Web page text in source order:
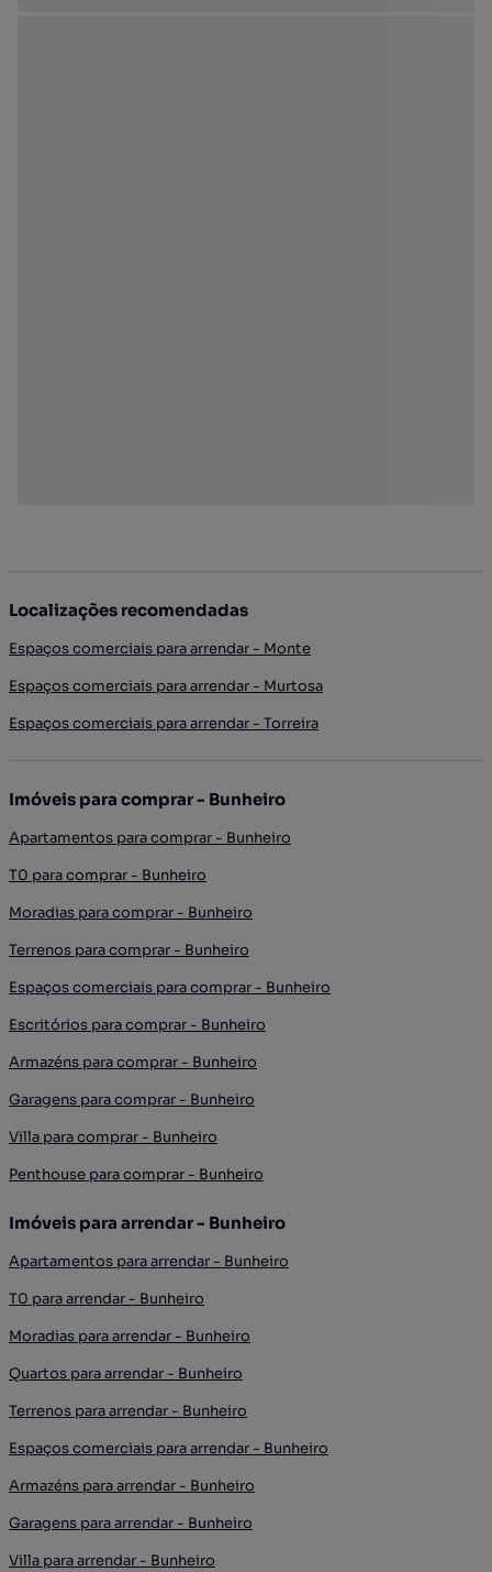
Localizações recomendadas
Espaços comerciais para arrendar - Monte
Espaços comerciais para arrendar - Murtosa
Espaços comerciais para arrendar - Torreira
Imóveis para comprar - Bunheiro
Apartamentos para comprar - Bunheiro
T0 para comprar - Bunheiro
Moradias para comprar - Bunheiro
Terrenos para comprar - Bunheiro
Espaços comerciais para comprar - Bunheiro
Escritórios para comprar - Bunheiro
Armazéns para comprar - Bunheiro
Garagens para comprar - Bunheiro
Villa para comprar - Bunheiro
Penthouse para comprar - Bunheiro
Imóveis para arrendar - Bunheiro
Apartamentos para arrendar - Bunheiro
T0 para arrendar - Bunheiro
Moradias para arrendar - Bunheiro
Quartos para arrendar - Bunheiro
Terrenos para arrendar - Bunheiro
Espaços comerciais para arrendar - Bunheiro
Armazéns para arrendar - Bunheiro
Garagens para arrendar - Bunheiro
Villa para arrendar - Bunheiro